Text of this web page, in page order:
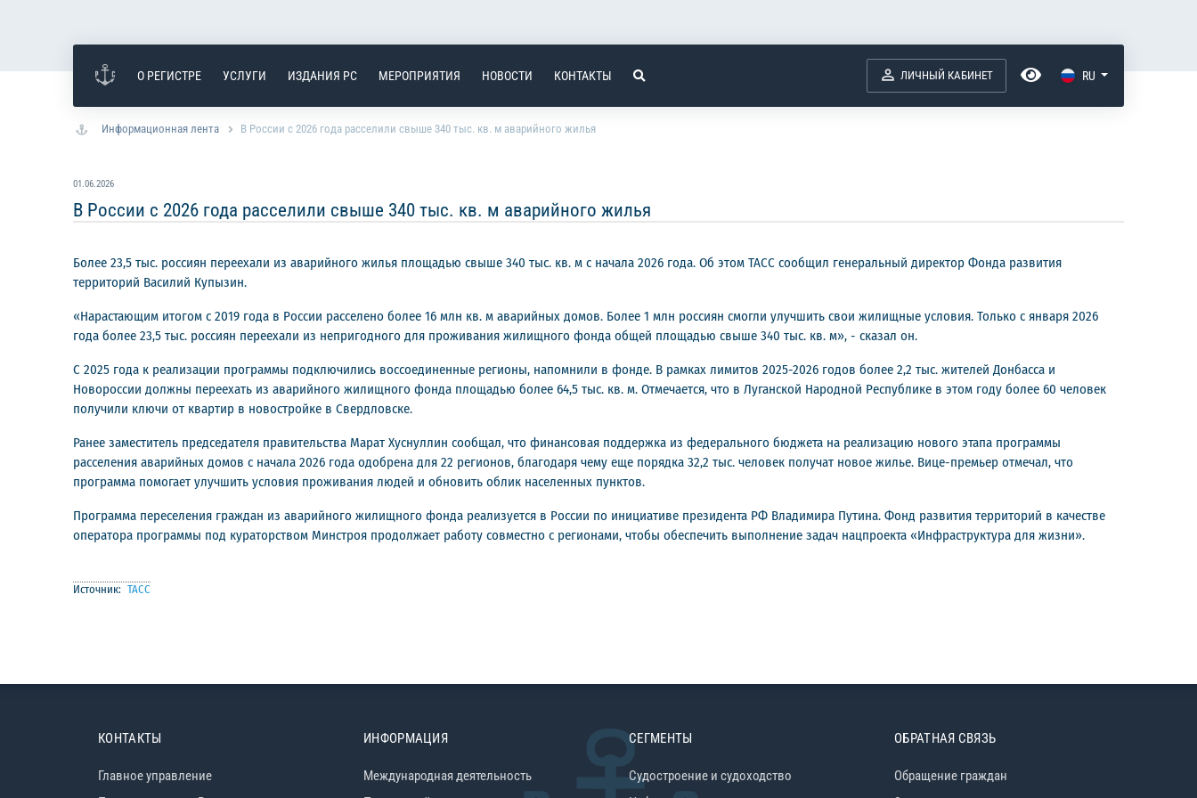
О РЕГИСТРЕ УСЛУГИ ИЗДАНИЯ РС МЕРОПРИЯТИЯ НОВОСТИ КОНТАКТЫ ЛИЧНЫЙ КАБИНЕТ RU
Информационная лента В России с 2026 года расселили свыше 340 тыс. кв. м аварийного жилья
01.06.2026
В России с 2026 года расселили свыше 340 тыс. кв. м аварийного жилья
Более 23,5 тыс. россиян переехали из аварийного жилья площадью свыше 340 тыс. кв. м с начала 2026 года. Об этом ТАСС сообщил генеральный директор Фонда развития
территорий Василий Купызин.
«Нарастающим итогом с 2019 года в России расселено более 16 млн кв. м аварийных домов. Более 1 млн россиян смогли улучшить свои жилищные условия. Только с января 2026
года более 23,5 тыс. россиян переехали из непригодного для проживания жилищного фонда общей площадью свыше 340 тыс. кв. м», - сказал он.
С 2025 года к реализации программы подключились воссоединенные регионы, напомнили в фонде. В рамках лимитов 2025-2026 годов более 2,2 тыс. жителей Донбасса и
Новороссии должны переехать из аварийного жилищного фонда площадью более 64,5 тыс. кв. м. Отмечается, что в Луганской Народной Республике в этом году более 60 человек
получили ключи от квартир в новостройке в Свердловске.
Ранее заместитель председателя правительства Марат Хуснуллин сообщал, что финансовая поддержка из федерального бюджета на реализацию нового этапа программы
расселения аварийных домов с начала 2026 года одобрена для 22 регионов, благодаря чему еще порядка 32,2 тыс. человек получат новое жилье. Вице-премьер отмечал, что
программа помогает улучшить условия проживания людей и обновить облик населенных пунктов.
Программа переселения граждан из аварийного жилищного фонда реализуется в России по инициативе президента РФ Владимира Путина. Фонд развития территорий в качестве
оператора программы под кураторством Минстроя продолжает работу совместно с регионами, чтобы обеспечить выполнение задач нацпроекта «Инфраструктура для жизни».
Источник: ТАСС
КОНТАКТЫ
Главное управление
ИНФОРМАЦИЯ
Международная деятельность
СЕГМЕНТЫ
Судостроение и судоходство
ОБРАТНАЯ СВЯЗЬ
Обращение граждан